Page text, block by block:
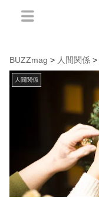
BUZZmag > 人間関係 >
人間関係